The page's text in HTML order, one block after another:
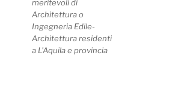
meritevoli di
Architettura o
Ingegneria Edile-
Architettura residenti
a L'Aquila e provincia